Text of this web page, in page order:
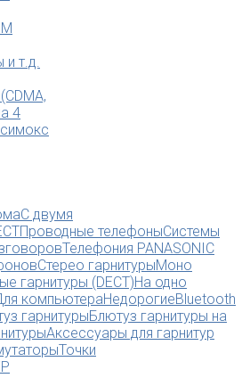
и т.д.
4
с
С двумя
Проводные телефоныСистемы
Телефония PANASONIC
Стерео гарнитурыМоно
гарнитуры (DECT)На одно
компьютераНедорогиеBluetooth
гарнитурыБлютуз гарнитуры на
Аксессуары для гарнитур
Точки